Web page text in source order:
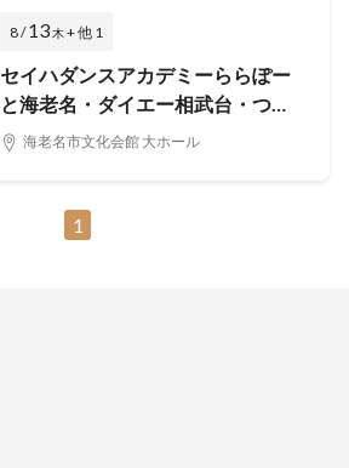
8 /13木+ 他 1
セイハダンスアカデミーららぽー
と海老名・ダイエー相武台・つき
み野幼稚園・社家ゆめいろ保育園
海老名市文化会館 大ホール
1